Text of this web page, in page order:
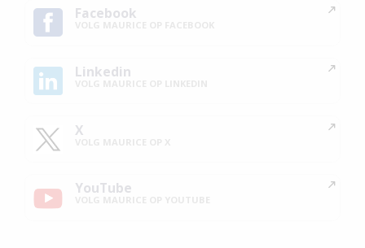
Facebook
Linkedin
X
YouTube